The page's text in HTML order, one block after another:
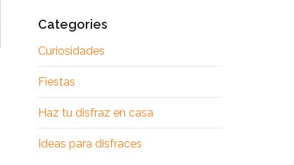
Categories
Curiosidades
Fiestas
Haz tu disfraz en casa
Ideas para disfraces